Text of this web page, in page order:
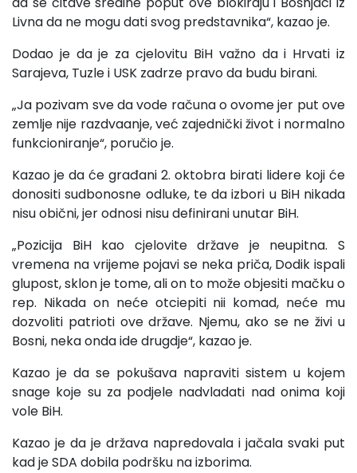
Livna da ne mogu dati svog predstavnika“, kazao je.
Dodao je da je za cjelovitu BiH važno da i Hrvati iz
Sarajeva, Tuzle i USK zadrze pravo da budu birani.
„Ja pozivam sve da vode računa o ovome jer put ove
zemlje nije razdvaanje, već zajednički život i normalno
funkcioniranje“, poručio je.
Kazao je da će građani 2. oktobra birati lidere koji će
donositi sudbonosne odluke, te da izbori u BiH nikada
nisu obični, jer odnosi nisu definirani unutar BiH.
„Pozicija BiH kao cjelovite države je neupitna. S
vremena na vrijeme pojavi se neka priča, Dodik ispali
glupost, sklon je tome, ali on to može objesiti mačku o
rep. Nikada on neće otciepiti nii komad, neće mu
dozvoliti patrioti ove države. Njemu, ako se ne živi u
Bosni, neka onda ide drugdje“, kazao je.
Kazao je da se pokušava napraviti sistem u kojem
snage koje su za podjele nadvladati nad onima koji
vole BiH.
Kazao je da je država napredovala i jačala svaki put
kad je SDA dobila podršku na izborima.